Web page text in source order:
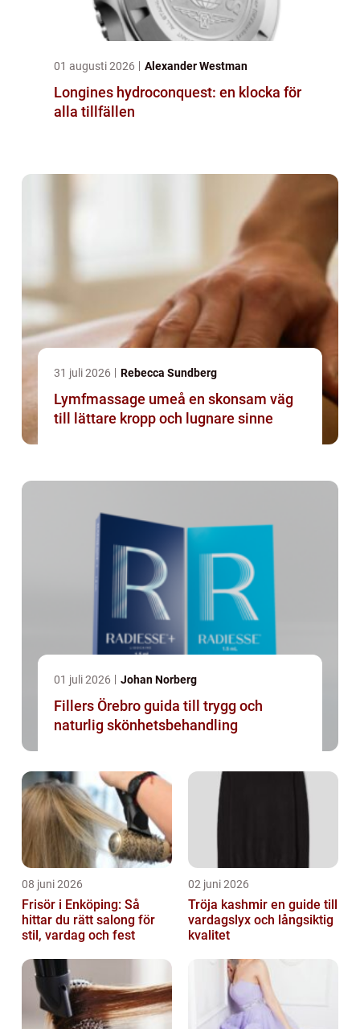
01 augusti 2026 Alexander Westman
Longines hydroconquest: en klocka för
alla tillfällen
31 juli 2026 Rebecca Sundberg
Lymfmassage umeå en skonsam väg
till lättare kropp och lugnare sinne
01 juli 2026 Johan Norberg
Fillers Örebro guida till trygg och
naturlig skönhetsbehandling
08 juni 2026
Frisör i Enköping: Så
hittar du rätt salong för
stil, vardag och fest
02 juni 2026
Tröja kashmir en guide till
vardagslyx och långsiktig
kvalitet